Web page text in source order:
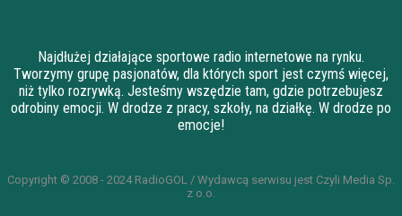
Najdłużej działające sportowe radio internetowe na rynku.
Tworzymy grupę pasjonatów, dla których sport jest czymś więcej,
niż tylko rozrywką. Jesteśmy wszędzie tam, gdzie potrzebujesz
odrobiny emocji. W drodze z pracy, szkoły, na działkę. W drodze po
emocje!
Copyright © 2008 - 2024 RadioGOL / Wydawcą serwisu jest Czyli Media Sp.
z o.o.